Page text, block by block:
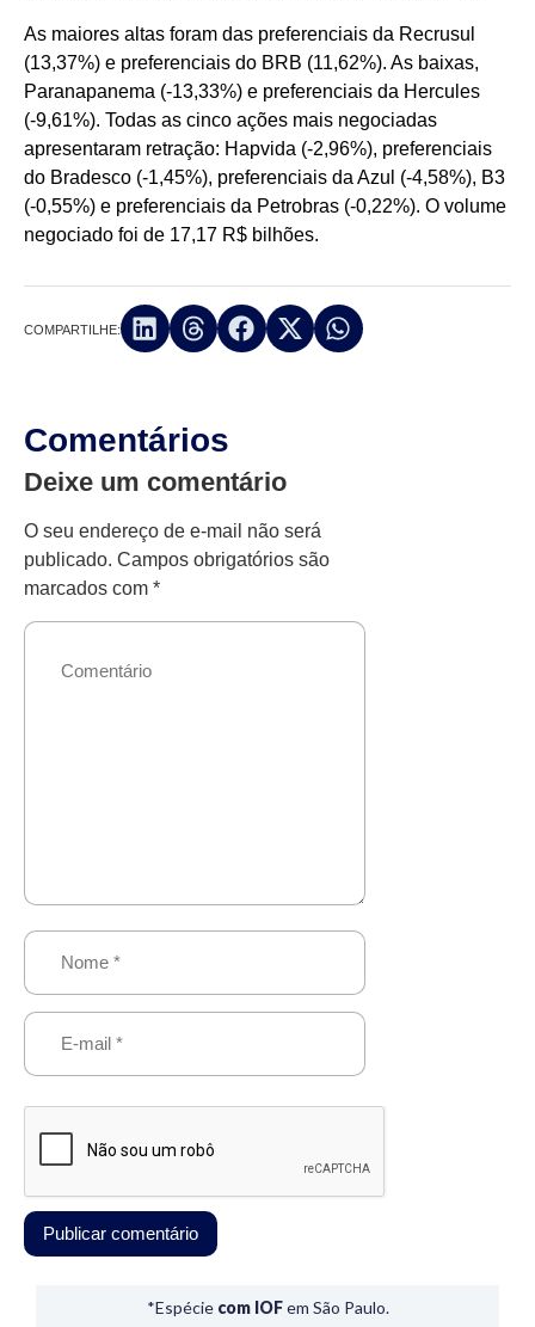
As maiores altas foram das preferenciais da Recrusul
(13,37%) e preferenciais do BRB (11,62%). As baixas,
Paranapanema (-13,33%) e preferenciais da Hercules
(-9,61%). Todas as cinco ações mais negociadas
apresentaram retração: Hapvida (-2,96%), preferenciais
do Bradesco (-1,45%), preferenciais da Azul (-4,58%), B3
(-0,55%) e preferenciais da Petrobras (-0,22%). O volume
negociado foi de 17,17 R$ bilhões.
COMPARTILHE:
Comentários
Deixe um comentário
O seu endereço de e-mail não será
publicado. Campos obrigatórios são
marcados com *